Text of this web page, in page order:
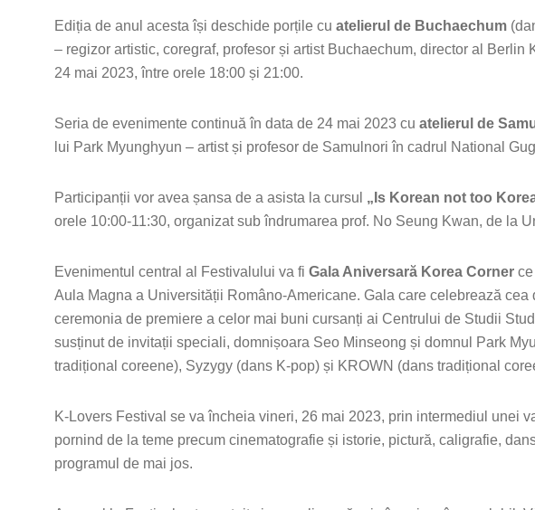
Ediția de anul acesta își deschide porțile cu atelierul de Buchaechum
– regizor artistic, coregraf, profesor și artist Buchaechum, director al
24 mai 2023, între orele 18:00 și 21:00.
Seria de evenimente continuă în data de 24 mai 2023 cu atelierul de
lui Park Myunghyun – artist și profesor de Samulnori în cadrul National
Participanții vor avea șansa de a asista la cursul „Is Korean not too
orele 10:00-11:30, organizat sub îndrumarea prof. No Seung Kwan, de la
Evenimentul central al Festivalului va fi Gala Aniversară Korea Corner
Aula Magna a Universității Româno-Americane. Gala care celebrează
ceremonia de premiere a celor mai buni cursanți ai Centrului de Studii
susținut de invitații speciali, domnișoara Seo Minseong și domnul Park
tradițional coreene), Syzygy (dans K-pop) și KROWN (dans tradițional
K-Lovers Festival se va încheia vineri, 26 mai 2023, prin intermediul unei
pornind de la teme precum cinematografie și istorie, pictură, caligrafie,
programul de mai jos.